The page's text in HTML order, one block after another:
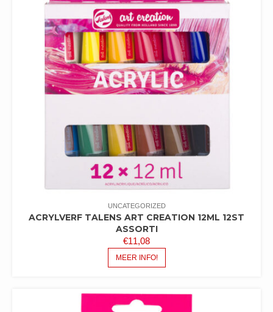
UNCATEGORIZED
ACRYLVERF TALENS ART CREATION 12ML 12ST
ASSORTI
€11,08
MEER INFO!